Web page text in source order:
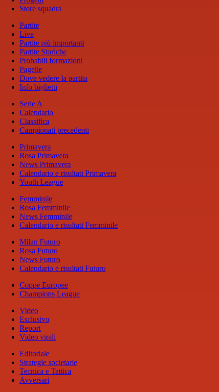
Store squadra
Partite
Live
Partite più importanti
Partite Storiche
Probabili formazioni
Pagelle
Dove vedere la partita
Info biglietti
Serie A
Calendario
Classifica
Campionati precedenti
Primavera
Rosa Primavera
News Primavera
Calendario e risultati Primavera
Youth League
Femminile
Rosa Femminile
News Femminile
Calendario e risultati Femminile
Milan Futuro
Rosa Futuro
News Futuro
Calendario e risultati Futuro
Coppe Europee
Champions League
Video
Esclusivo
Report
Video virali
Editoriale
Strategie societarie
Tecnica e Tattica
Avversari